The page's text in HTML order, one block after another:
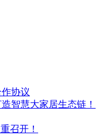
协议
智慧大家居生态链！
召开！